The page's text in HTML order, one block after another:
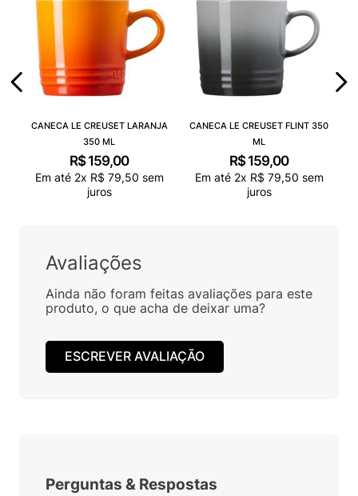
CANECA LE CREUSET LARANJA
350 ML
R$ 159,00
Em até 2x R$ 79,50 sem
juros
CANECA LE CREUSET FLINT 350
ML
R$ 159,00
Em até 2x R$ 79,50 sem
juros
Avaliações
Ainda não foram feitas avaliações para este
produto, o que acha de deixar uma?
ESCREVER AVALIAÇÃO
Perguntas & Respostas